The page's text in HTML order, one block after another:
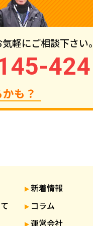
軽にご相談下さい。
424
も？
新着情報
コラム
運営会社